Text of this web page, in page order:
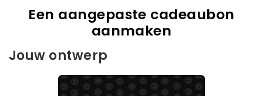
Een aangepaste cadeaubon
aanmaken
Jouw ontwerp